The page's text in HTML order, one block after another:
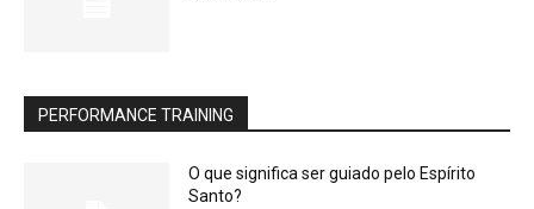
PERFORMANCE TRAINING
O que significa ser guiado pelo Espírito
Santo?